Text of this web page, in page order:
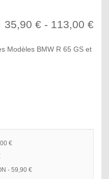
35,90 € - 113,00 €
Modèles BMW R 65 GS et
€
- 59,90 €